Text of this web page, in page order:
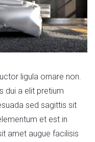
ligula ornare non.
dui a elit pretium
sed sagittis sit
et est in
amet augue facilisis